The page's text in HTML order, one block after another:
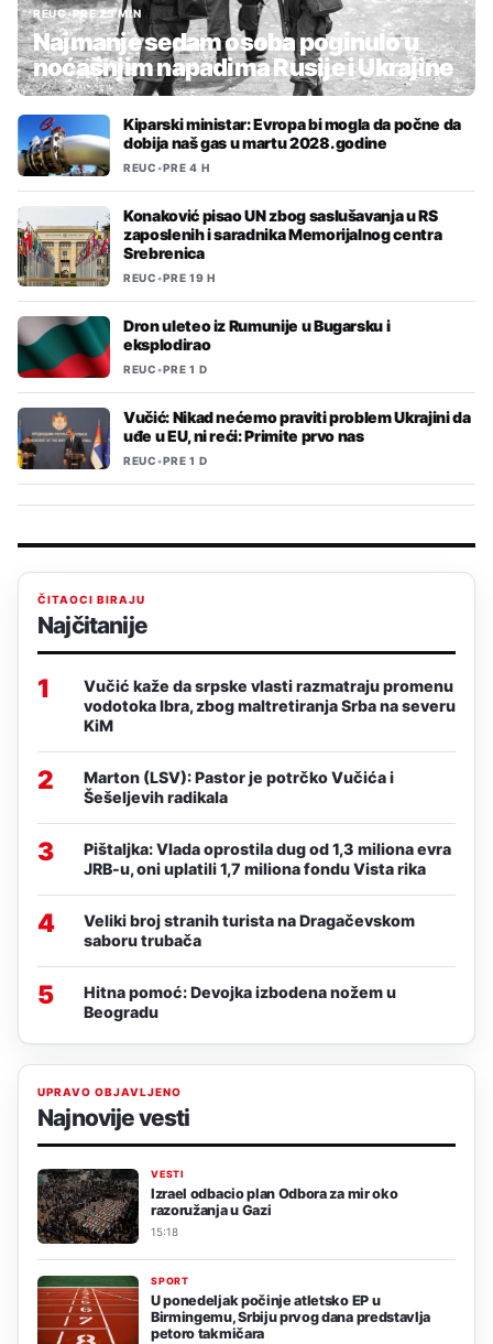
REUC•PRE 23 MIN
Najmanje sedam osoba poginulo u
noćašnjim napadima Rusije i Ukrajine
Kiparski ministar: Evropa bi mogla da počne da
dobija naš gas u martu 2028. godine
REUC•PRE 4 H
Konaković pisao UN zbog saslušavanja u RS
zaposlenih i saradnika Memorijalnog centra
Srebrenica
REUC•PRE 19 H
Dron uleteo iz Rumunije u Bugarsku i
eksplodirao
REUC•PRE 1 D
Vučić: Nikad nećemo praviti problem Ukrajini da
uđe u EU, ni reći: Primite prvo nas
REUC•PRE 1 D
ČITAOCI BIRAJU
Najčitanije
1
Vučić kaže da srpske vlasti razmatraju promenu
vodotoka Ibra, zbog maltretiranja Srba na severu
KiM
2
Marton (LSV): Pastor je potrčko Vučića i
Šešeljevih radikala
3
Pištaljka: Vlada oprostila dug od 1,3 miliona evra
JRB-u, oni uplatili 1,7 miliona fondu Vista rika
4
Veliki broj stranih turista na Dragačevskom
saboru trubača
5
Hitna pomoć: Devojka izbodena nožem u
Beogradu
UPRAVO OBJAVLJENO
Najnovije vesti
VESTI
Izrael odbacio plan Odbora za mir oko
razoružanja u Gazi
15:18
SPORT
U ponedeljak počinje atletsko EP u
Birmingemu, Srbiju prvog dana predstavlja
petoro takmičara